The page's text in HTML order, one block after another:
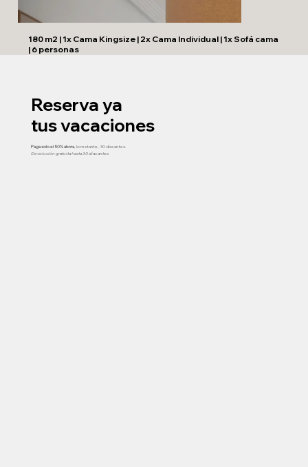
180 m2 | 1x Cama Kingsize | 2x Cama Individual | 1x Sofá cama
| 6 personas
Reserva ya
tus vacaciones
Paga solo el 50% ahora, lo restante, 30 días antes.
Devolución gratuita hasta 30 días antes.